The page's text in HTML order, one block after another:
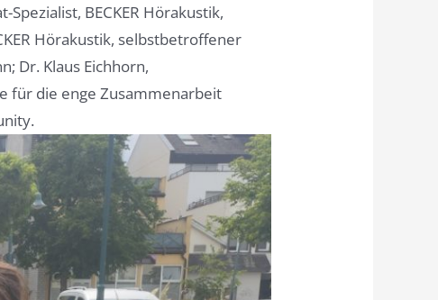
BECKER Hörakustik,
Hörakustik, selbstbetroffener
Dr. Klaus Eichhorn,
für die enge Zusammenarbeit